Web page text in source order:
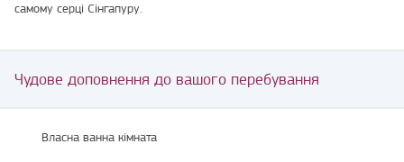
самому серці Сінгапуру.
Чудове доповнення до вашого перебування
Власна ванна кімната